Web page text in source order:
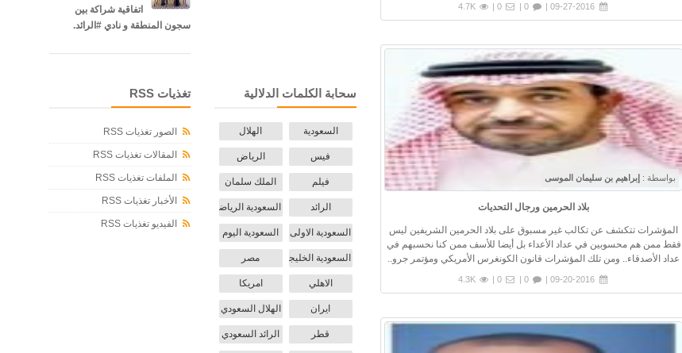
09-27-2016 |
0 |
4.7K
بواسطة : إبراهيم بن سليمان الموسى
بلاد الحرمين ورجال التحديات
المؤشرات تتكشف عن تكالب غير مسبوق على بلاد الحرمين الشريفين ليس
فقط ممن هم محسوبين في عداد الأعداء بل أيضا للأسف ممن كنا نحسبهم في
عداد الأصدقاء.. ومن تلك المؤشرات قانون الكونغرس الأمريكي ومؤتمر جرو..
09-20-2016 |
0 |
4.3K
اتفاقية شراكة بين
سجون المنطقة و نادي #الرائد.
سحابة الكلمات الدلالية
السعودية الهلال
فيس الرياض
فيلم الملك سلمان
الرائد السعودية الرياضية
السعودية الاولى السعودية اليوم
السعودية الخليجية مصر
الاهلي امريكا
ايران الهلال السعودي
قطر الرائد السعودي
تغذيات RSS
الصور تغذيات RSS
المقالات تغذيات RSS
الملفات تغذيات RSS
الأخبار تغذيات RSS
الفيديو تغذيات RSS